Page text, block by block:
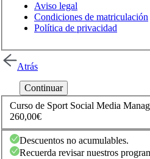
Aviso legal
Condiciones de matriculación
Política de privacidad
Atrás
Curso de Sport Social Media
260,00€
Descuentos no acumulables.
Recuerda revisar nuestros